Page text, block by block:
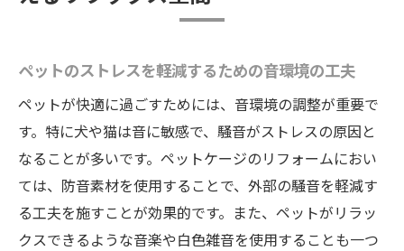
ペットのストレスを軽減するための音環境の工夫
ペットが快適に過ごすためには、音環境の調整が重要で
す。特に犬や猫は音に敏感で、騒音がストレスの原因と
なることが多いです。ペットケージのリフォームにおい
ては、防音素材を使用することで、外部の騒音を軽減す
る工夫を施すことが効果的です。また、ペットがリラッ
クスできるような音楽や白色雑音を使用することも一つ